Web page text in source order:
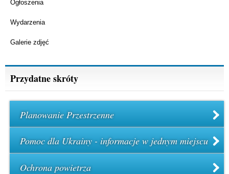
Ogłoszenia
Wydarzenia
Galerie zdjęć
Przydatne skróty
Planowanie Przestrzenne
Pomoc dla Ukrainy - informacje w jednym miejscu
Ochrona powietrza